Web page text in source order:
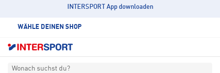
INTERSPORT App downloaden
WÄHLE DEINEN SHOP
Wonach suchst du?